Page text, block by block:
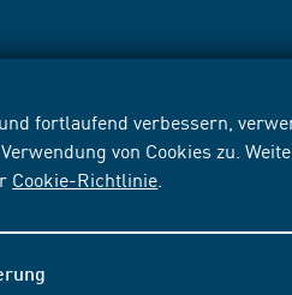
fortlaufend verbessern,
von Cookies zu.
Cookie-Richtlinie